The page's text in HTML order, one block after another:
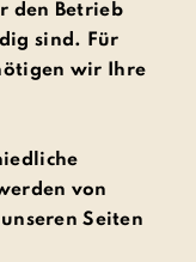
den Betrieb
sind. Für
wir Ihre
von
Seiten